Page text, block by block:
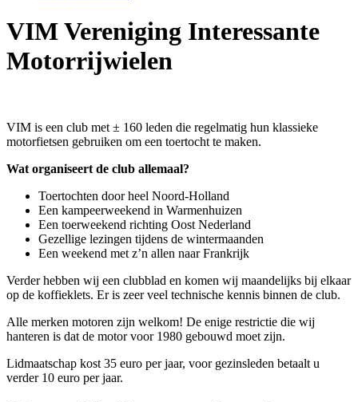
VIM Vereniging Interessante
Motorrijwielen
VIM is een club met ± 160 leden die regelmatig hun klassieke
motorfietsen gebruiken om een toertocht te maken.
Wat organiseert de club allemaal?
Toertochten door heel Noord-Holland
Een kampeerweekend in Warmenhuizen
Een toerweekend richting Oost Nederland
Gezellige lezingen tijdens de wintermaanden
Een weekend met z’n allen naar Frankrijk
Verder hebben wij een clubblad en komen wij maandelijks bij elkaar
op de koffieklets. Er is zeer veel technische kennis binnen de club.
Alle merken motoren zijn welkom! De enige restrictie die wij
hanteren is dat de motor voor 1980 gebouwd moet zijn.
Lidmaatschap kost 35 euro per jaar, voor gezinsleden betaalt u
verder 10 euro per jaar.